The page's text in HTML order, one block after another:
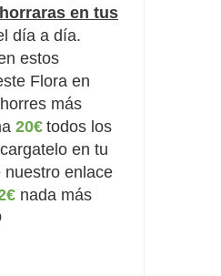
en tus
día a día.
estos
Flora en
más
20€ todos los
en tu
nuestro enlace
nada más